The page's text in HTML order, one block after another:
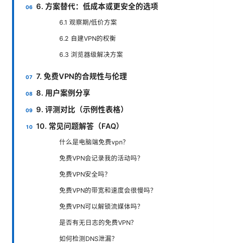
6. 方案替代：低成本或更安全的选项
6.1 观察期/低价方案
6.2 自建VPN的权衡
6.3 浏览器级解决方案
7. 免费VPN的合规性与伦理
8. 用户案例分享
9. 评测对比（示例性表格）
10. 常见问题解答（FAQ）
什么是电脑端免费vpn？
免费VPN会记录我的活动吗？
免费VPN安全吗？
免费VPN的带宽和速度会很慢吗？
免费VPN可以解锁流媒体吗？
是否有无日志的免费VPN？
如何检测DNS泄漏？